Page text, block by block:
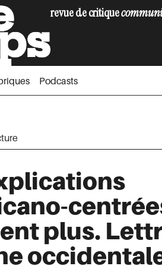
revue de critique
Podcasts
plus.